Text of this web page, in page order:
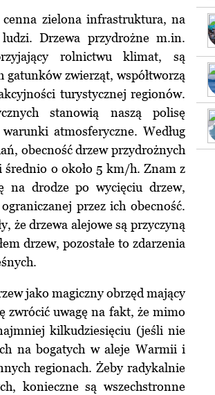
zielona infrastruktura, na
Drzewa przydrożne m.in.
rolnictwu klimat, są
zwierząt, współtworzą
turystycznej regionów.
stanowią naszą polisę
atmosferyczne. Według
obecność drzew przydrożnych
średnio o około 5 km/h. Znam z
na drodze po wycięciu drzew,
przez ich obecność.
że drzewa alejowe są przyczyną
drzew, pozostałe to zdarzenia
jako magiczny obrzęd mający
zwrócić uwagę na fakt, że mimo
kilkudziesięciu (jeśli nie
na bogatych w aleje Warmii i
regionach. Żeby radykalnie
konieczne są wszechstronne